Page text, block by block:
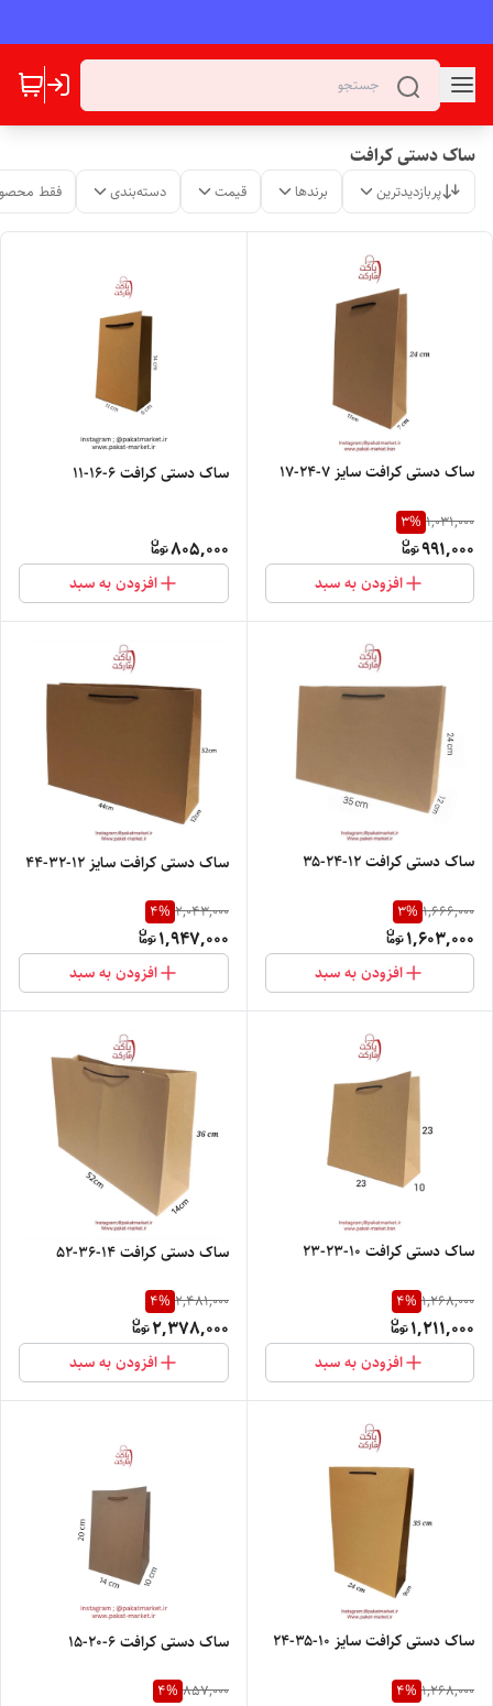
ساک دستی کرافت
پربازدیدترین برندها قیمت دسته‌بندی فقط
ساک دستی کرافت سایز ۷-۲۴-۱۷
1,031,000
3%
991,000
افزودن به سبد
ساک دستی کرافت ۶-۱۶-۱۱
805,000
افزودن به سبد
ساک دستی کرافت ۱۲-۲۴-۳۵
1,666,000
3%
1,603,000
افزودن به سبد
ساک دستی کرافت سایز ۱۲-۳۲-۴۴
2,043,000
4%
1,947,000
افزودن به سبد
ساک دستی کرافت ۱۰-۲۳-۲۳
1,268,000
4%
1,211,000
افزودن به سبد
ساک دستی کرافت ۱۴-۳۶-۵۲
2,481,000
4%
2,378,000
افزودن به سبد
ساک دستی کرافت سایز ۱۰-۳۵-۲۴
1,268,000
4%
ساک دستی کرافت ۶-۲۰-۱۵
857,000
4%